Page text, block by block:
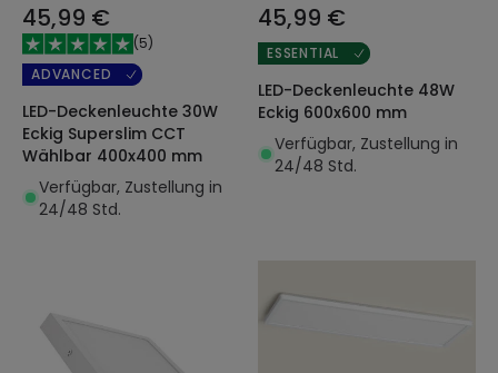
45,99 €
(5)
ADVANCED
LED-Deckenleuchte 30W
Eckig Superslim CCT
Wählbar 400x400 mm
Verfügbar, Zustellung in
24/48 Std.
45,99 €
ESSENTIAL
LED-Deckenleuchte 48W
Eckig 600x600 mm
Verfügbar, Zustellung in
24/48 Std.